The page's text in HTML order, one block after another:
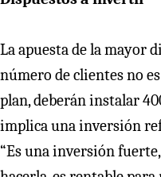
La apuesta de la mayor
número de clientes no
plan, deberán instalar
implica una inversión
“Es una inversión